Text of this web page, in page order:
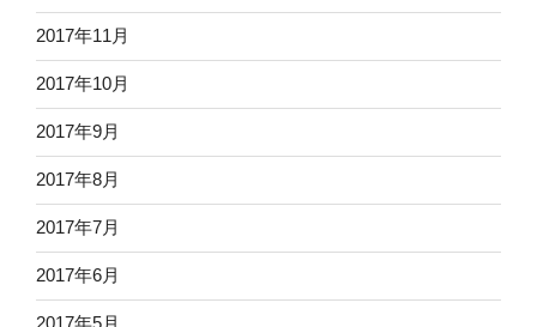
2017年11月
2017年10月
2017年9月
2017年8月
2017年7月
2017年6月